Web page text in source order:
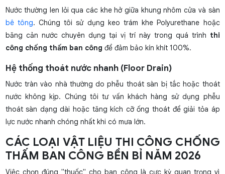
Nước thường len lỏi qua các khe hở giữa khung nhôm cửa và sàn
bê tông. Chúng tôi sử dụng keo trám khe Polyurethane hoặc
băng cản nước chuyên dụng tại vị trí này trong quá trình thi
công chống thấm ban công để đảm bảo kín khít 100%.
Hệ thống thoát nước nhanh (Floor Drain)
Nước tràn vào nhà thường do phễu thoát sàn bị tắc hoặc thoát
nước không kịp. Chúng tôi tư vấn khách hàng sử dụng phễu
thoát sàn dạng dài hoặc tăng kích cỡ ống thoát để giải tỏa áp
lực nước nhanh chóng nhất khi có mưa lớn.
CÁC LOẠI VẬT LIỆU THI CÔNG CHỐNG
THẤM BAN CÔNG BỀN BỈ NĂM 2026
Việc chọn đúng "thuốc" cho ban công là cực kỳ quan trọng vì